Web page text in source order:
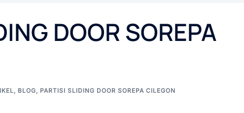
DOOR SOREPA
, BLOG, PARTISI SLIDING DOOR SOREPA CILEGON